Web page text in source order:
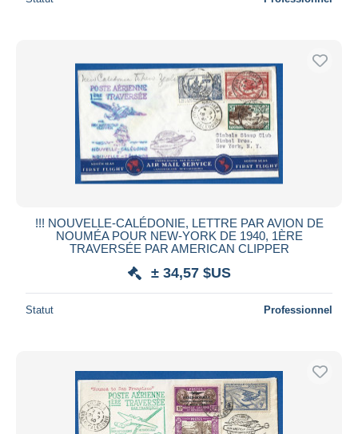
!!! NOUVELLE-CALÉDONIE, LETTRE PAR AVION DE
NOUMÉA POUR NEW-YORK DE 1940, 1ÈRE
TRAVERSÉE PAR AMERICAN CLIPPER
± 34,57 $US
Statut Professionnel